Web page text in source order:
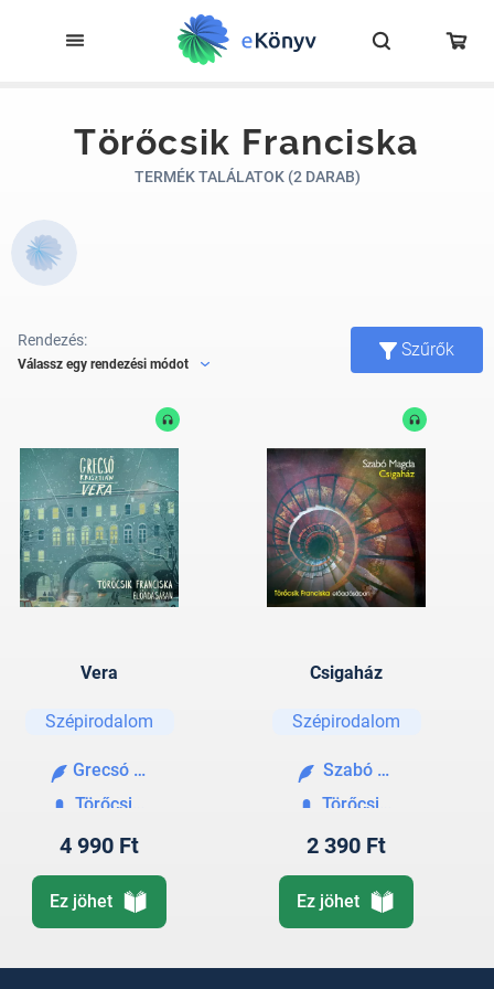
Törőcsik Franciska
TERMÉK TALÁLATOK (2 DARAB)
Rendezés:
Válassz egy rendezési módot
Szűrők
Vera
Szépirodalom
Grecsó Krisztián
Törőcsik Franciska
4 990 Ft
Ez jöhet
Csigaház
Szépirodalom
Szabó Magda
Törőcsik Franciska
2 390 Ft
Ez jöhet